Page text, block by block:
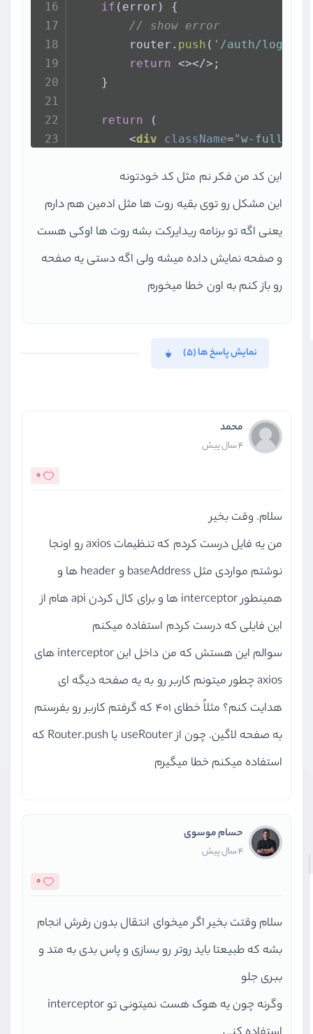
if (error) {
// show error
        router.
push ( '/auth/login'
return <></> ;
    }
return (
<div className="w-full
</div>
export default UserPanelLayout
این کد من فکر نم مثل کد خودتونه
این مشکل رو توی بقیه روت ها مثل ادمین هم دارم
یعنی اگه تو برنامه ریدایرکت بشه روت ها اوکی هست
و صفحه نمایش داده میشه ولی اگه دستی یه صفحه
رو باز کنم به اون خطا میخورم
نمایش پاسخ ها (5)
محمد
4 سال پیش
0
سلام. وقت بخیر
من یه فایل درست کردم که تنظیمات axios رو اونجا
نوشتم مواردی مثل baseAddress و header ها و
همینطور interceptor ها و برای کال کردن api هام از
این فایلی که درست کردم استفاده میکنم
سوالم این هستش که من داخل این interceptor های
axios چطور میتونم کاربر رو به یه صفحه دیگه ای
هدایت کنم؟ مثلاً خطای 401 که گرفتم کاربر رو بفرستم
به صفحه لاگین. چون از useRouter یا Router.push که
استفاده میکنم خطا میگیرم
حسام موسوی
4 سال پیش
0
سلام وقتت بخیر اگر میخوای انتقال بدون رفرش انجام
بشه که طبیعتا باید روتر رو بسازی و پاس بدی به متد و
ببری جلو
وگرنه چون یه هوک هست نمیتونی تو interceptor